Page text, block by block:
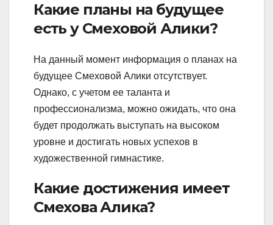
Какие планы на будущее
есть у Смеховой Алики?
На данный момент информация о планах на
будущее Смеховой Алики отсутствует.
Однако, с учетом ее таланта и
профессионализма, можно ожидать, что она
будет продолжать выступать на высоком
уровне и достигать новых успехов в
художественной гимнастике.
Какие достижения имеет
Смехова Алика?